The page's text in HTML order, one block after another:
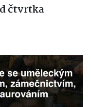
čtvrtka